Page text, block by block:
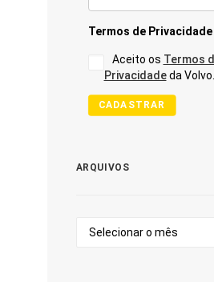
Termos de Privacidade
Aceito os Termos
Privacidadeda Volvo.
CADASTRAR
ARQUIVOS
Arquivos